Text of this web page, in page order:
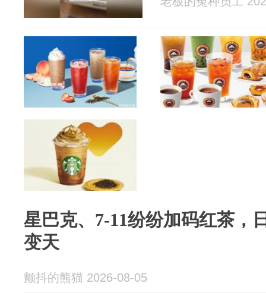
星巴克、7‑11纷纷加码红茶，
变天
颤抖的熊猫 2026-08-05